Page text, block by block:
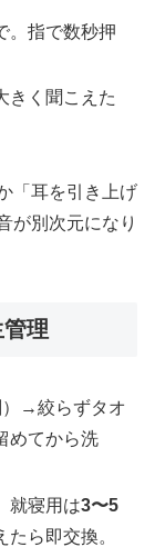
。指で数秒押
きく聞こえた
「耳を引き上げ
が別次元になり
理
）→絞らずタオ
めてから洗
就寝用は3〜5
ら即交換。